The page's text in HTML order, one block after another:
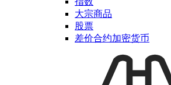
大宗商品
股票
差价合约加密货币